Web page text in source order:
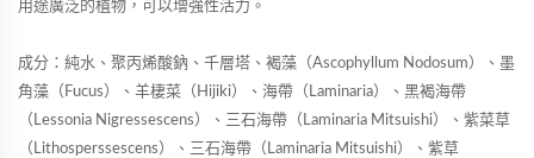
用途廣泛的植物，可以增強性活力。
成分：純水、聚丙烯酸鈉、千層塔、褐藻（Ascophyllum Nodosum）、墨
角藻（Fucus）、羊棲菜（Hijiki）、海帶（Laminaria）、黑褐海帶
（Lessonia Nigressescens）、三石海帶（Laminaria Mitsuishi）、紫菜草
（Lithosperssescens）、三石海帶（Laminaria Mitsuishi）、紫草